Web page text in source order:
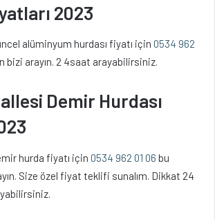
2023
alüminyum hurdası fiyatı için 0534 962
bizi arayın. 2 4saat arayabilirsiniz.
Demir Hurdası
hurda fiyatı için 0534 962 01 06 bu
Size özel fiyat teklifi sunalım. Dikkat 24